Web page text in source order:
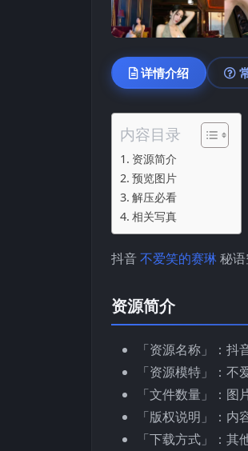
详情介绍
内容目录
资源简介
预览图片
解压必看
相关写真
抖音不爱笑的赛琳秘语
资源简介
「资源名称」：抖
「资源模特」：不
「文件数量」：图
「版权说明」：
「下载方式」：其